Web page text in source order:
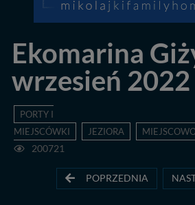
Ekomarina
wrzesień 2022
PORTY I
MIEJSCÓWKI
JEZIORA
200721
POPRZEDNIA